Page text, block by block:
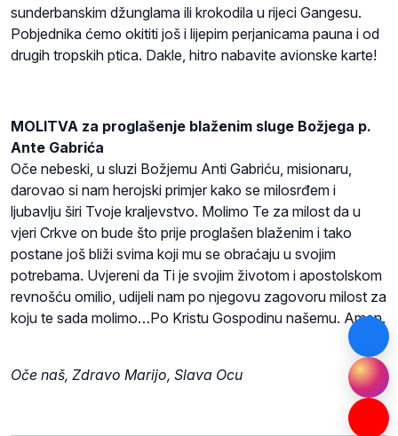
sunderbanskim džunglama ili krokodila u rijeci Gangesu.
Pobjednika ćemo okititi još i lijepim perjanicama pauna i od
drugih tropskih ptica. Dakle, hitro nabavite avionske karte!
MOLITVA za proglašenje blaženim sluge Božjega p.
Ante Gabrića
Oče nebeski, u sluzi Božjemu Anti Gabriću, misionaru,
darovao si nam herojski primjer kako se milosrđem i
ljubavlju širi Tvoje kraljevstvo. Molimo Te za milost da u
vjeri Crkve on bude što prije proglašen blaženim i tako
postane još bliži svima koji mu se obraćaju u svojim
potrebama. Uvjereni da Ti je svojim životom i apostolskom
revnošću omilio, udijeli nam po njegovu zagovoru milost za
koju te sada molimo…Po Kristu Gospodinu našemu. Amen.
Oče naš, Zdravo Marijo, Slava Ocu